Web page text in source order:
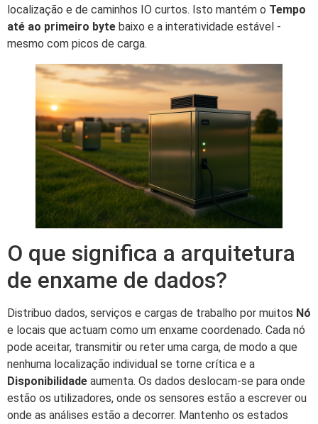
localização e de caminhos IO curtos. Isto mantém o Tempo
até ao primeiro byte baixo e a interatividade estável -
mesmo com picos de carga.
O que significa a arquitetura
de enxame de dados?
Distribuo dados, serviços e cargas de trabalho por muitos Nó
e locais que actuam como um enxame coordenado. Cada nó
pode aceitar, transmitir ou reter uma carga, de modo a que
nenhuma localização individual se torne crítica e a
Disponibilidade aumenta. Os dados deslocam-se para onde
estão os utilizadores, onde os sensores estão a escrever ou
onde as análises estão a decorrer. Mantenho os estados